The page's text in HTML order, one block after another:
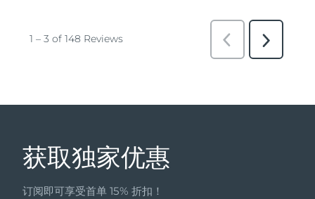
获取独家优惠
订阅即可享受首单 15% 折扣！